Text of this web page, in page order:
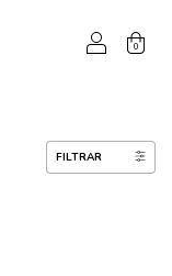
0
FILTRAR